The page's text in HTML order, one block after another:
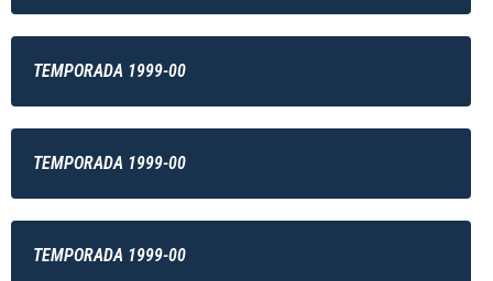
TEMPORADA 1999-00
TEMPORADA 1999-00
TEMPORADA 1999-00